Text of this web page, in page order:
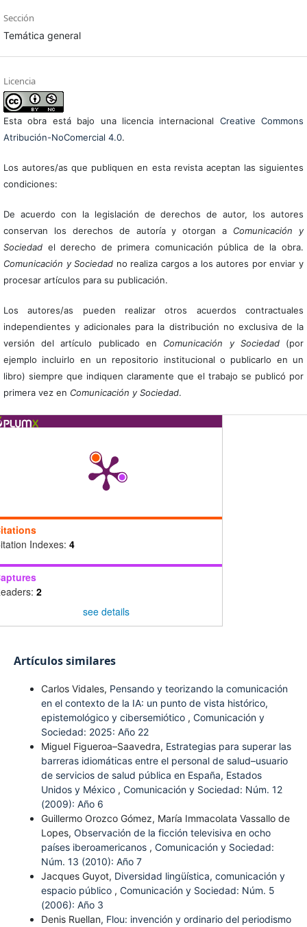
Sección
Temática general
Licencia
Esta obra está bajo una licencia internacional Creative Commons
Atribución-NoComercial 4.0.
Los autores/as que publiquen en esta revista aceptan las siguientes
condiciones:
De acuerdo con la legislación de derechos de autor, los autores
conservan los derechos de autoría y otorgan a Comunicación y
Sociedadel derecho de primera comunicación pública de la obra.
Comunicación y Sociedad no realiza cargos a los autores por enviar y
procesar artículos para su publicación.
Los autores/as pueden realizar otros acuerdos contractuales
independientes y adicionales para la distribución no exclusiva de la
versión del artículo publicado en Comunicación y Sociedad(por
ejemplo incluirlo en un repositorio institucional o publicarlo en un
libro) siempre que indiquen claramente que el trabajo se publicó por
primera vez en Comunicación y Sociedad.
Indexes: 4
2
see details
Artículos similares
Carlos Vidales, Pensando y teorizando la comunicación
en el contexto de la IA: un punto de vista histórico,
epistemológico y cibersemiótico , Comunicación y
Sociedad: 2025: Año 22
Miguel Figueroa–Saavedra, Estrategias para superar las
barreras idiomáticas entre el personal de salud–usuario
de servicios de salud pública en España, Estados
Unidos y México , Comunicación y Sociedad: Núm. 12
(2009): Año 6
Guillermo Orozco Gómez, María Immacolata Vassallo de
Lopes, Observación de la ficción televisiva en ocho
países iberoamericanos , Comunicación y Sociedad:
Núm. 13 (2010): Año 7
Jacques Guyot, Diversidad lingüística, comunicación y
espacio público , Comunicación y Sociedad: Núm. 5
(2006): Año 3
Denis Ruellan, Flou: invención y ordinario del periodismo